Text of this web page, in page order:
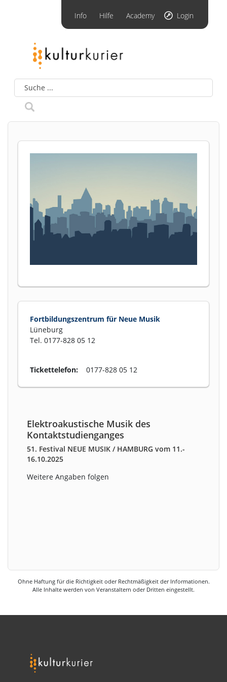
Info Hilfe Academy Login
Fortbildungszentrum für Neue Musik
Lüneburg
Tel. 0177-828 05 12
Tickettelefon: 0177-828 05 12
Elektroakustische Musik des
Kontaktstudienganges
51. Festival NEUE MUSIK / HAMBURG vom 11.-
16.10.2025
Weitere Angaben folgen
Ohne Haftung für die Richtigkeit oder Rechtmäßigkeit der Informationen.
Alle Inhalte werden von Veranstaltern oder Dritten eingestellt.